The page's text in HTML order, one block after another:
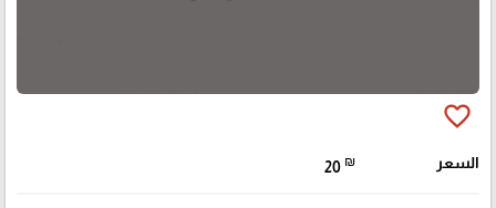
favorite_border
السعر 20 ₪